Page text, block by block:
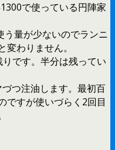
で使っている円陣家
量が少ないのでランニ
わりません。
です。半分は残ってい
つ注油します。最初百
ですが使いづらく2回目